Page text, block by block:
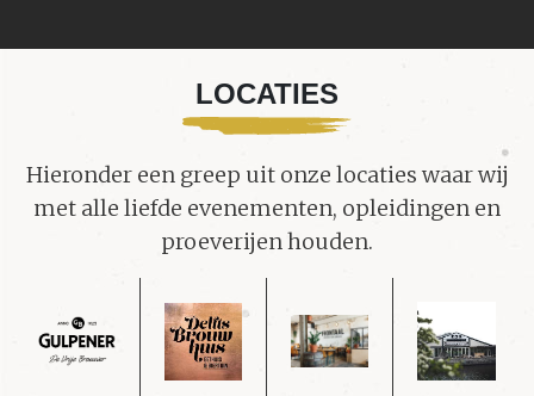
LOCATIES
Hieronder een greep uit onze locaties waar wij
met alle liefde evenementen, opleidingen en
proeverijen houden.